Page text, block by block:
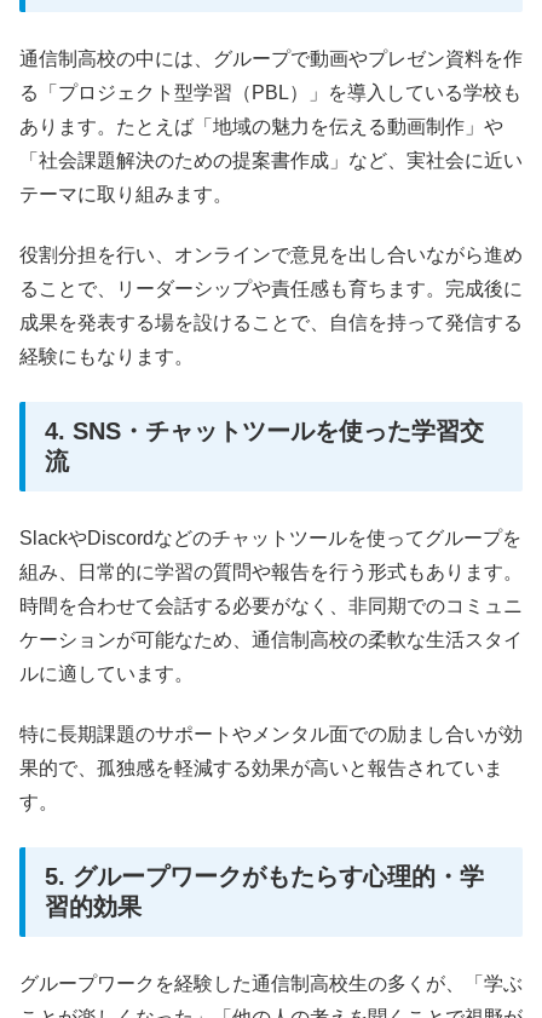
通信制高校の中には、グループで動画やプレゼン資料を作
る「プロジェクト型学習（PBL）」を導入している学校も
あります。たとえば「地域の魅力を伝える動画制作」や
「社会課題解決のための提案書作成」など、実社会に近い
テーマに取り組みます。
役割分担を行い、オンラインで意見を出し合いながら進め
ることで、リーダーシップや責任感も育ちます。完成後に
成果を発表する場を設けることで、自信を持って発信する
経験にもなります。
4. SNS・チャットツールを使った学習交
流
SlackやDiscordなどのチャットツールを使ってグループを
組み、日常的に学習の質問や報告を行う形式もあります。
時間を合わせて会話する必要がなく、非同期でのコミュニ
ケーションが可能なため、通信制高校の柔軟な生活スタイ
ルに適しています。
特に長期課題のサポートやメンタル面での励まし合いが効
果的で、孤独感を軽減する効果が高いと報告されていま
す。
5. グループワークがもたらす心理的・学
習的効果
グループワークを経験した通信制高校生の多くが、「学ぶ